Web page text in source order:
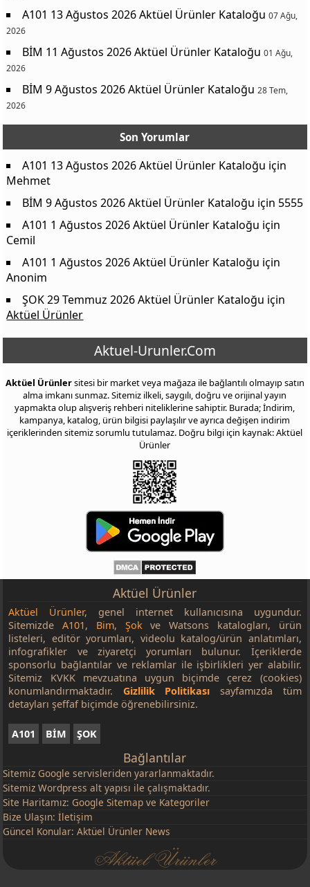
A101 13 Ağustos 2026 Aktüel Ürünler Kataloğu 07 Ağu,
2026
BİM 11 Ağustos 2026 Aktüel Ürünler Kataloğu 01 Ağu,
2026
BİM 9 Ağustos 2026 Aktüel Ürünler Kataloğu 28 Tem,
2026
Son Yorumlar
A101 13 Ağustos 2026 Aktüel Ürünler Kataloğu için
Mehmet
BİM 9 Ağustos 2026 Aktüel Ürünler Kataloğu için 5555
A101 1 Ağustos 2026 Aktüel Ürünler Kataloğu için
Cemil
A101 1 Ağustos 2026 Aktüel Ürünler Kataloğu için
Anonim
ŞOK 29 Temmuz 2026 Aktüel Ürünler Kataloğu için
Aktüel Ürünler
Aktuel-Urunler.Com
Aktüel Ürünlersitesi bir market veya mağaza ile bağlantılı olmayıp satın
alma imkanı sunmaz. Sitemiz ilkeli, saygılı, doğru ve orijinal yayın
yapmakta olup alışveriş rehberi niteliklerine sahiptir. Burada; İndirim,
kampanya, katalog, ürün bilgisi paylaşılır ve ayrıca değişen indirim
içeriklerinden sitemiz sorumlu tutulamaz. Doğru bilgi için kaynak: Aktüel
Ürünler
Aktüel Ürünler
Aktüel Ürünler, genel internet kullanıcısına uygundur.
SitemizdeA101, Bim, Şok ve Watsons katalogları, ürün
listeleri, editör yorumları, videolu katalog/ürün anlatımları,
infografikler ve ziyaretçi yorumları bulunur. İçeriklerde
sponsorlu bağlantılar ve reklamlar ile işbirlikleri yer alabilir.
Sitemiz KVKK mevzuatına uygun biçimde çerez (cookies)
konumlandırmaktadır. Gizlilik Politikası sayfamızda tüm
detayları şeffaf biçimde öğrenebilirsiniz.
A101 BİM ŞOK
Bağlantılar
Sitemiz Google servisleriden yararlanmaktadır.
Sitemiz Wordpress alt yapısı ile çalışmaktadır.
Site Haritamız: Google Sitemap ve Kategoriler
Bize Ulaşın:İletişim
Güncel Konular:Aktüel Ürünler News